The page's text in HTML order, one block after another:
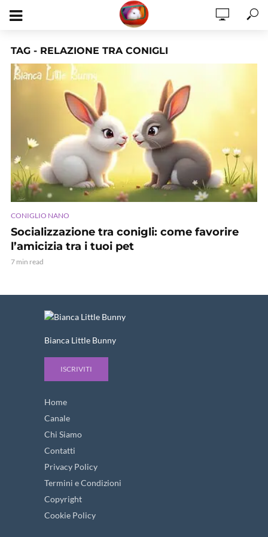
TAG - RELAZIONE TRA CONIGLI
CONIGLIO NANO
Socializzazione tra conigli: come favorire
l’amicizia tra i tuoi pet
7 min read
Bianca Little Bunny
ISCRIVITI
Home
Canale
Chi Siamo
Contatti
Privacy Policy
Termini e Condizioni
Copyright
Cookie Policy